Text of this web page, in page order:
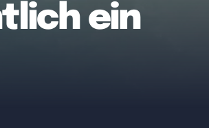
ein